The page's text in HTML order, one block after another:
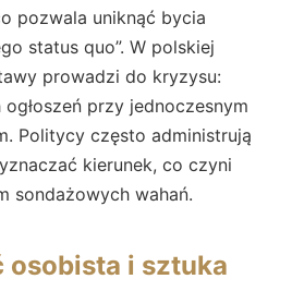
pozwala uniknąć bycia
status quo”. W polskiej
prowadzi do kryzysu:
przy jednoczesnym
Politycy często administrują
kierunek, co czyni
sondażowych wahań.
osobista i sztuka